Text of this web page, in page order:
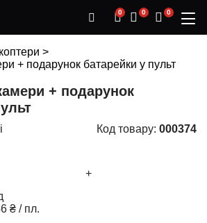
0 0 0
>
+ подарунок батарейки у пульт
+ подарунок
Код товару: 000374
+
₴ / пл.